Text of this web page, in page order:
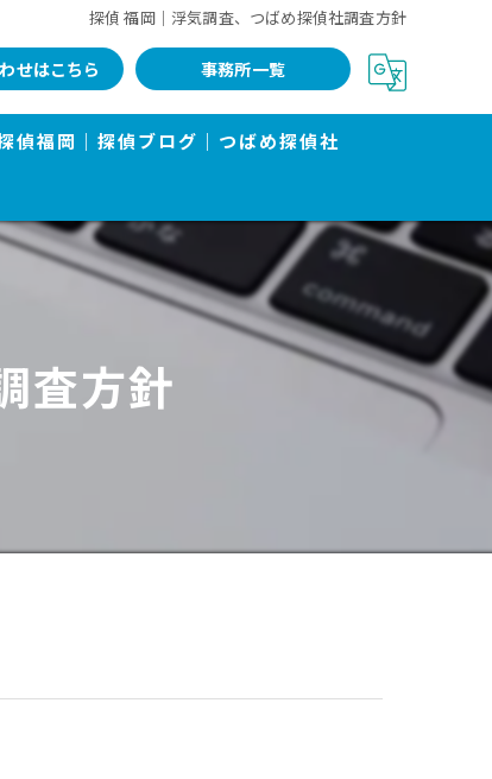
探偵 福岡｜浮気調査、つばめ探偵社調査方針
せはこちら 事務所一覧
有名
偵福岡｜探偵ブログ｜つばめ探偵社
査方針